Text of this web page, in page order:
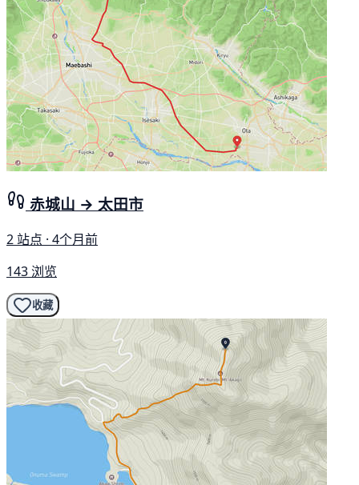
赤城山 → 太田市
2 站点 · 4个月前
143 浏览
收藏